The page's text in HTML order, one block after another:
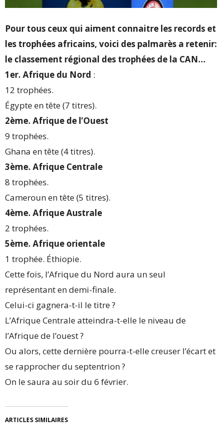
Pour tous ceux qui aiment connaitre les records et
les trophées africains, voici des palmarès a retenir:
le classement régional des trophées de la CAN…
1er. Afrique du Nord :
12 trophées.
Égypte en tête (7 titres).
2ème. Afrique de l’Ouest
9 trophées.
Ghana en tête (4 titres).
3ème. Afrique Centrale
8 trophées.
Cameroun en tête (5 titres).
4ème. Afrique Australe
2 trophées.
5ème. Afrique orientale
1 trophée. Éthiopie.
Cette fois, l’Afrique du Nord aura un seul
représentant en demi-finale.
Celui-ci gagnera-t-il le titre ?
L’Afrique Centrale atteindra-t-elle le niveau de
l’Afrique de l’ouest ?
Ou alors, cette dernière pourra-t-elle creuser l’écart et
se rapprocher du septentrion ?
On le saura au soir du 6 février.
ARTICLES SIMILAIRES